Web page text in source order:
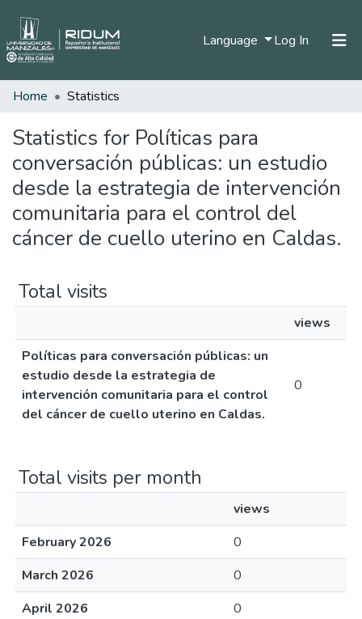
Language Log In (current)
All of DSpace
Home Statistics
Statistics for Políticas para
conversación públicas: un estudio
desde la estrategia de intervención
comunitaria para el control del
cáncer de cuello uterino en Caldas.
Total visits
views
Políticas para conversación públicas: un
estudio desde la estrategia de
intervención comunitaria para el control
del cáncer de cuello uterino en Caldas.
0
Total visits per month
views
February 2026
0
March 2026
0
April 2026
0